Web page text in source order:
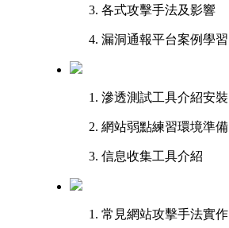
各式攻擊手法及影響
漏洞通報平台案例學習
滲透測試工具介紹安裝
網站弱點練習環境準備
信息收集工具介紹
常見網站攻擊手法實作